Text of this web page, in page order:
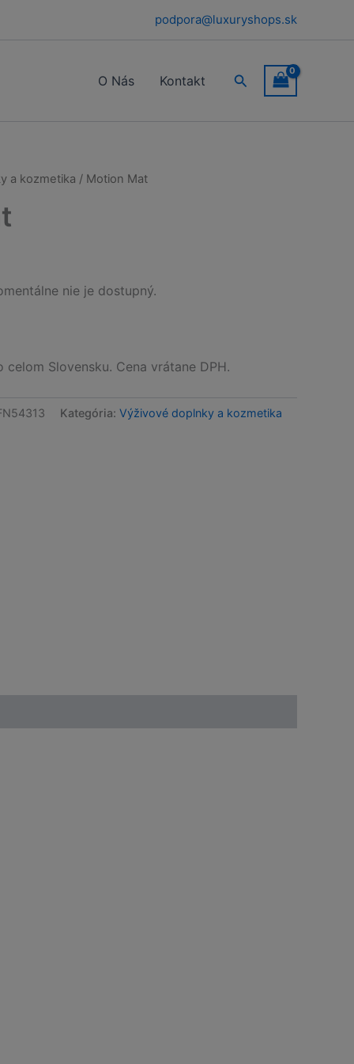
podpora@luxuryshops.sk
O Nás Kontakt Hľadať
a kozmetika / Motion Mat
nie je dostupný.
Slovensku. Cena vrátane DPH.
Kategória: Výživové doplnky a kozmetika